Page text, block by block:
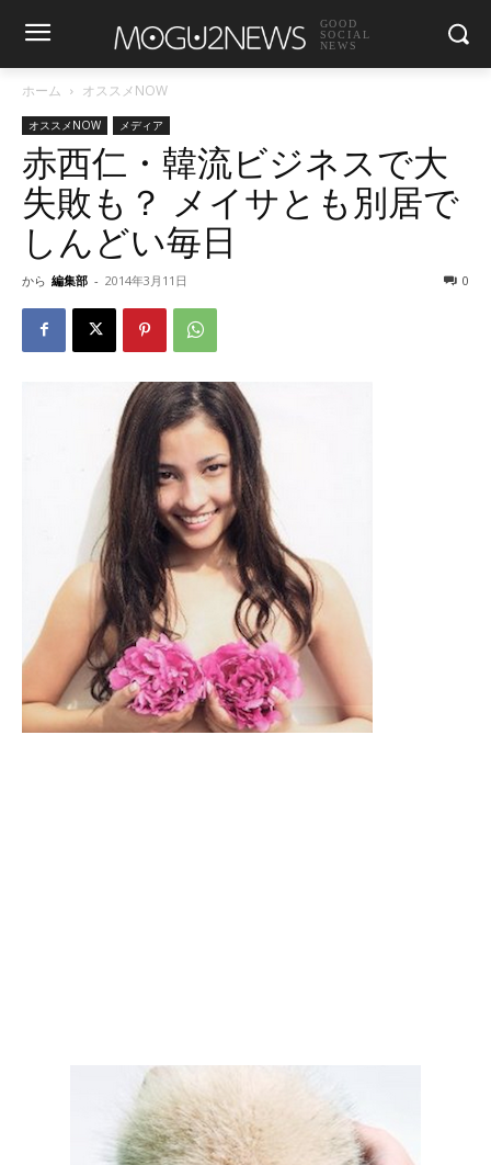
GOOD
SOCIAL
NEWS
ホーム オススメNOW
オススメNOW メディア
赤西仁・韓流ビジネスで大
失敗も？ メイサとも別居で
しんどい毎日
から 編集部 - 2014年3月11日 0